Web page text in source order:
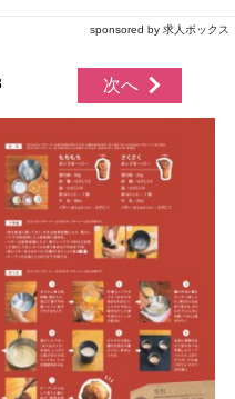
sponsored by 求人ボックス
次へ